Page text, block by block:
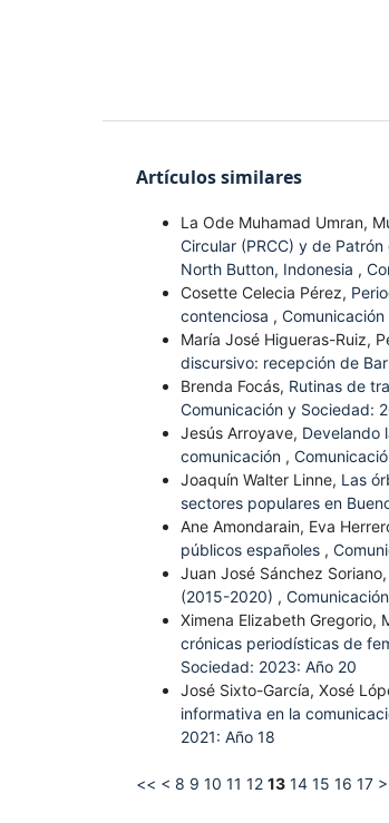
Artículos similares
La Ode Muhamad Umran,
Circular (PRCC) y de
North Button, Indonesia ,
Cosette Celecia Pérez,
contenciosa ,
María José Higueras-Ruiz,
discursivo: recepción de
Brenda Focás, Rutinas de
Comunicación y Sociedad:
Jesús Arroyave, Develando
comunicación ,
Joaquín Walter Linne, Las
sectores populares en
Ane Amondarain, Eva
públicos españoles ,
Juan José Sánchez Soriano,
(2015-2020) ,
Ximena Elizabeth Gregorio,
crónicas periodísticas de
Sociedad: 2023: Año 20
José Sixto-García, Xosé
informativa en la
2021: Año 18
<< < 8 9 10 11 12 13 14 15 16 17 >